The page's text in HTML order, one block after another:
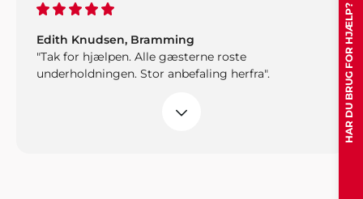
Edith Knudsen, Bramming
"Tak for hjælpen. Alle gæsterne roste
underholdningen. Stor anbefaling herfra".
HAR DU BRUG FOR HJÆLP?